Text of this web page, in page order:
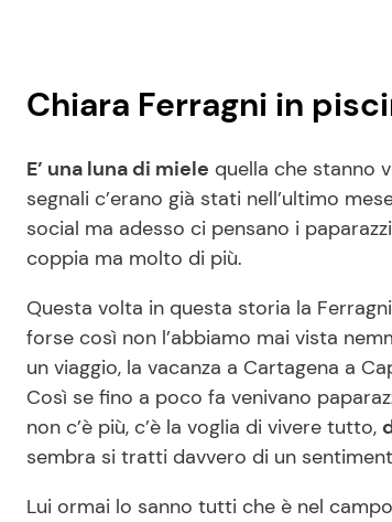
Chiara Ferragni in
E’ una luna di miele quella che stanno
segnali c’erano già stati nell’ultimo
social ma adesso ci pensano i
coppia ma molto di più.
Questa volta in questa storia la
forse così non l’abbiamo mai vista
un viaggio, la vacanza a Cartagena a
Così se fino a poco fa venivano
non c’è più, c’è la voglia di vivere tutto,
sembra si tratti davvero di un
Lui ormai lo sanno tutti che è nel